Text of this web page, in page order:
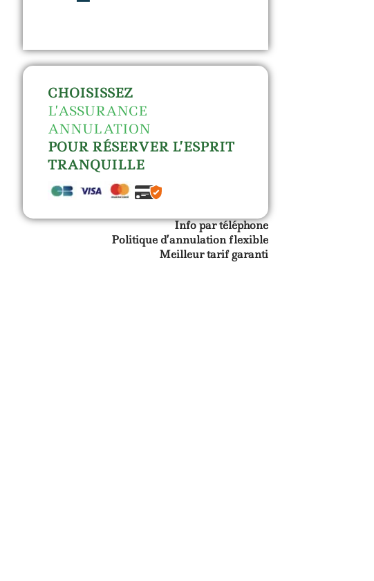
CHOISISSEZ
L’ASSURANCE
ANNULATION
POUR RÉSERVER L’ESPRIT
TRANQUILLE
Info par téléphone
Politique d’annulation flexible
Meilleur tarif garanti